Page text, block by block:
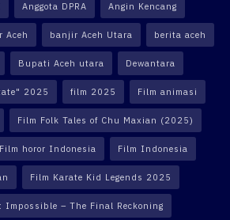
Anggota DPRA Angin Kencang
Aceh banjir Aceh Utara berita aceh
Bupati Aceh utara Dewantara
2025 film 2025 Film animasi
Film Folk Tales of Chu Maxian (2025)
Film horor Indonesia Film Indonesia
Film Karate Kid Legends 2025
Impossible – The Final Reckoning